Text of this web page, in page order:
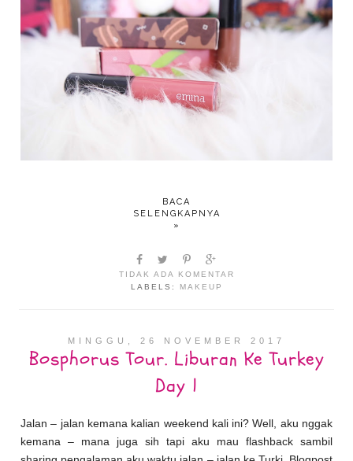
BACA
SELENGKAPNYA
»
TIDAK ADA KOMENTAR
LABELS:
MAKEUP
MINGGU, 26 NOVEMBER 2017
Bosphorus Tour. Liburan Ke Turkey
Day 1
Jalan – jalan kemana kalian weekend kali ini? Well, aku nggak
kemana – mana juga sih tapi aku mau flashback sambil